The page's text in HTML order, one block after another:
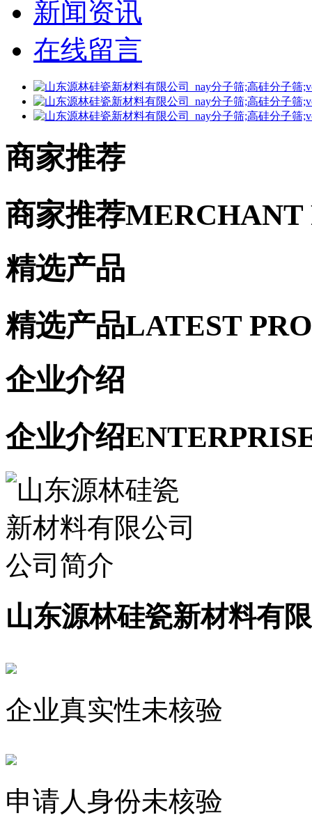
新闻资讯
在线留言
商家推荐
商家推荐
精选产品
精选产品LATEST
企业介绍
企业介绍
山东源林硅瓷新材料有
企业真实性未核验
申请人身份未核验